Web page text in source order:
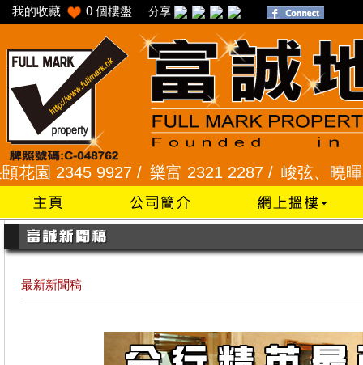
我的收藏 0 個樓盤 分享
9927 /樂富 2321 2287 /峻弦、曉暉花園
最新新聞稿